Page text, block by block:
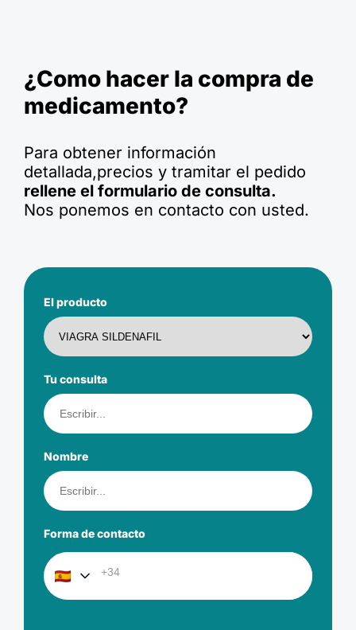
¿Como hacer la compra de
medicamento?
Para obtener información
detallada,precios y tramitar el pedido
rellene el formulario de consulta.
Nos ponemos en contacto con usted.
El producto
Tu consulta
Nombre
Forma de contacto